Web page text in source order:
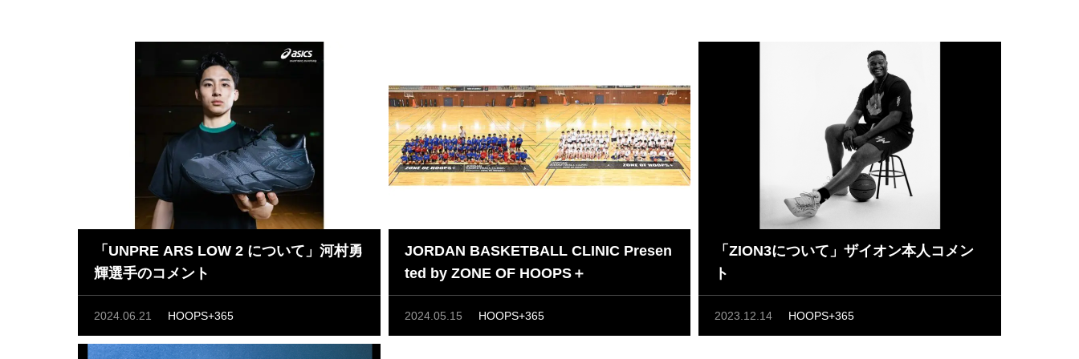
「UNPRE ARS LOW 2 について」河村勇
輝選手のコメント
2024.06.21 HOOPS+365
JORDAN BASKETBALL CLINIC Presen
ted by ZONE OF HOOPS＋
2024.05.15 HOOPS+365
「ZION3について」ザイオン本人コメン
ト
2023.12.14 HOOPS+365